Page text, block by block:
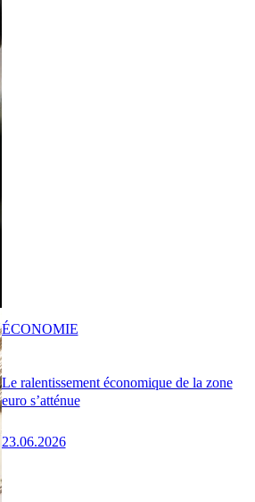
Le ralentissement économique de la zone
euro s’atténue
23.06.2026
ÉCONOMIE